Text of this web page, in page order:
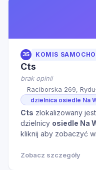
35 KOMIS
Cts
brak opinii
Raciborska 269,
dzielnica osiedle Na
Cts zlokalizowany
dzielnicy osiedle Na
kliknij aby zobaczyć
Zobacz szczegóły